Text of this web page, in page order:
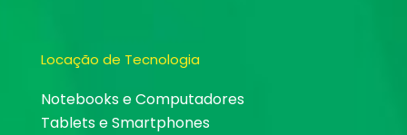
Locação de Tecnologia
Notebooks e Computadores
Tablets e Smartphones